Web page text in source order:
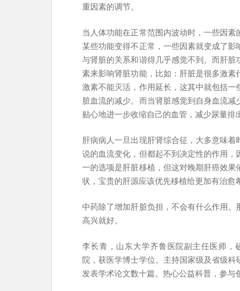
重因素的调节。
当人体功能在正常范围内波动时，一些因
某些功能变得不正常，一些因素就变成了
与肾脏的关系和谐得几乎感觉不到。而肝
素来影响肾脏功能，比如：肝脏是很多激
激素不能灭活，作用延长，这其中就包括
脏血流的减少。而当肾脏感觉到自身血流
贴心地进一步收缩自己的血管，减少尿量排
肝病病人一旦出现肝肾综合征，大多意味
说的血流变化，但都起不到决定性的作用
一的选项是肝脏移植，但这对晚期肝癌效
状，宝贵的肝源应该优先移植给更加有治愈
中药除了增加肝脏负担，不会有什么作用
高兴就好。
李长青，山东大学齐鲁医院副主任医师
院，获医学博士学位。主持国家级及省级科
发表学术论文数十篇。热心公益科普，参与